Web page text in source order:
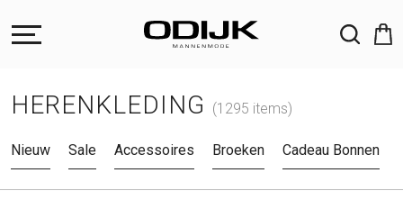
HERENKLEDING (1295 items)
Nieuw Sale Accessoires Broeken Cadeau Bonnen